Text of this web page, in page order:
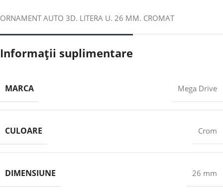
ORNAMENT AUTO 3D. LITERA U. 26 MM. CROMAT
Informații suplimentare
MARCA Mega Drive
CULOARE Crom
DIMENSIUNE 26 mm